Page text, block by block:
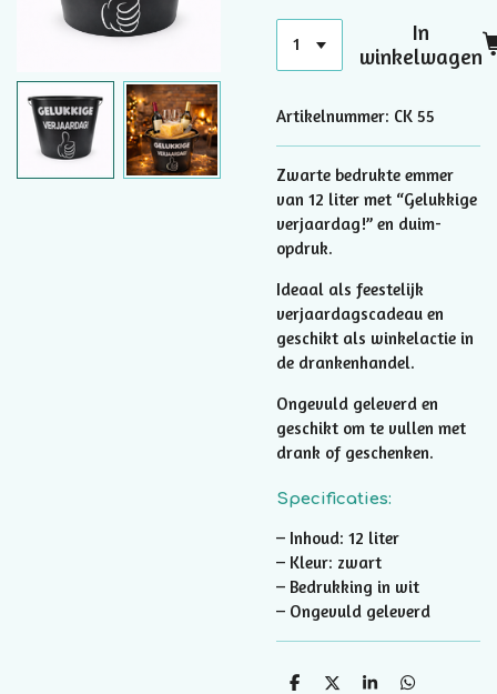
In
winkelwagen
Artikelnummer: CK 55
Zwarte bedrukte emmer
van 12 liter met “Gelukkige
verjaardag!” en duim-
opdruk.
Ideaal als feestelijk
verjaardagscadeau en
geschikt als winkelactie in
de drankenhandel.
Ongevuld geleverd en
geschikt om te vullen met
drank of geschenken.
Specificaties:
– Inhoud: 12 liter
– Kleur: zwart
– Bedrukking in wit
– Ongevuld geleverd
D
D
S
D